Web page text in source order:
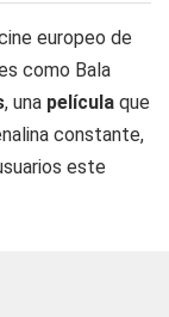
europeo de
como Bala
, una película que
constante,
este